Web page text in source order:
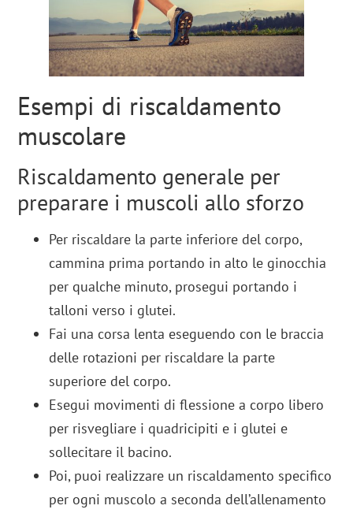
Esempi di riscaldamento
muscolare
Riscaldamento generale per
preparare i muscoli allo sforzo
Per riscaldare la parte inferiore del corpo,
cammina prima portando in alto le ginocchia
per qualche minuto, prosegui portando i
talloni verso i glutei.
Fai una corsa lenta eseguendo con le braccia
delle rotazioni per riscaldare la parte
superiore del corpo.
Esegui movimenti di flessione a corpo libero
per risvegliare i quadricipiti e i glutei e
sollecitare il bacino.
Poi, puoi realizzare un riscaldamento specifico
per ogni muscolo a seconda dell’allenamento